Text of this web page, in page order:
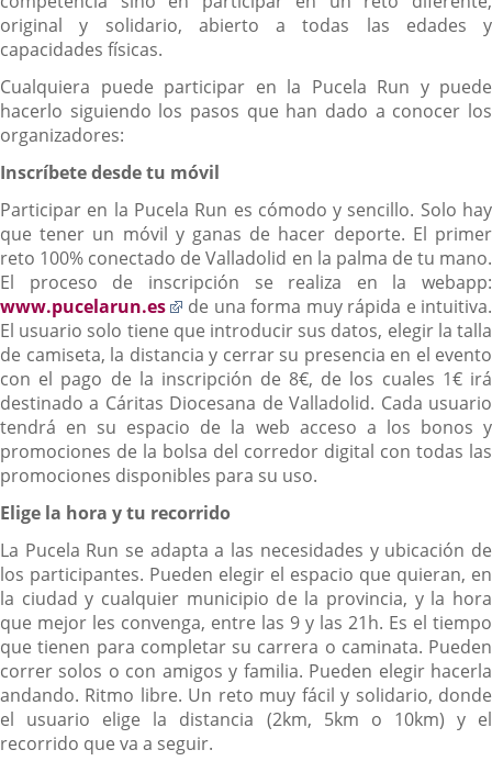
original y solidario, abierto a todas las edades y
capacidades físicas.
Cualquiera puede participar en la Pucela Run y puede
hacerlo siguiendo los pasos que han dado a conocer los
organizadores:
Inscríbete desde tu móvil
Participar en la Pucela Run es cómodo y sencillo. Solo hay
que tener un móvil y ganas de hacer deporte. El primer
reto 100% conectado de Valladolid en la palma de tu mano.
El proceso de inscripción se realiza en la webapp:
www.pucelarun.es
Enlace
a
una
aplicación
externa.
de una forma muy rápida e intuitiva.
El usuario solo tiene que introducir sus datos, elegir la talla
de camiseta, la distancia y cerrar su presencia en el evento
con el pago de la inscripción de 8€, de los cuales 1€ irá
destinado a Cáritas Diocesana de Valladolid. Cada usuario
tendrá en su espacio de la web acceso a los bonos y
promociones de la bolsa del corredor digital con todas las
promociones disponibles para su uso.
Elige la hora y tu recorrido
La Pucela Run se adapta a las necesidades y ubicación de
los participantes. Pueden elegir el espacio que quieran, en
la ciudad y cualquier municipio de la provincia, y la hora
que mejor les convenga, entre las 9 y las 21h. Es el tiempo
que tienen para completar su carrera o caminata. Pueden
correr solos o con amigos y familia. Pueden elegir hacerla
andando. Ritmo libre. Un reto muy fácil y solidario, donde
el usuario elige la distancia (2km, 5km o 10km) y el
recorrido que va a seguir.